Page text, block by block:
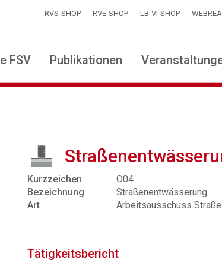
RVS-SHOP RVE-SHOP LB-VI-SHOP
FSV Publikationen
Kurzzeichen
O04
Bezeichnung
Straßenentwässerung
Art
Arbeitsausschuss Straße
Tätigkeitsbericht